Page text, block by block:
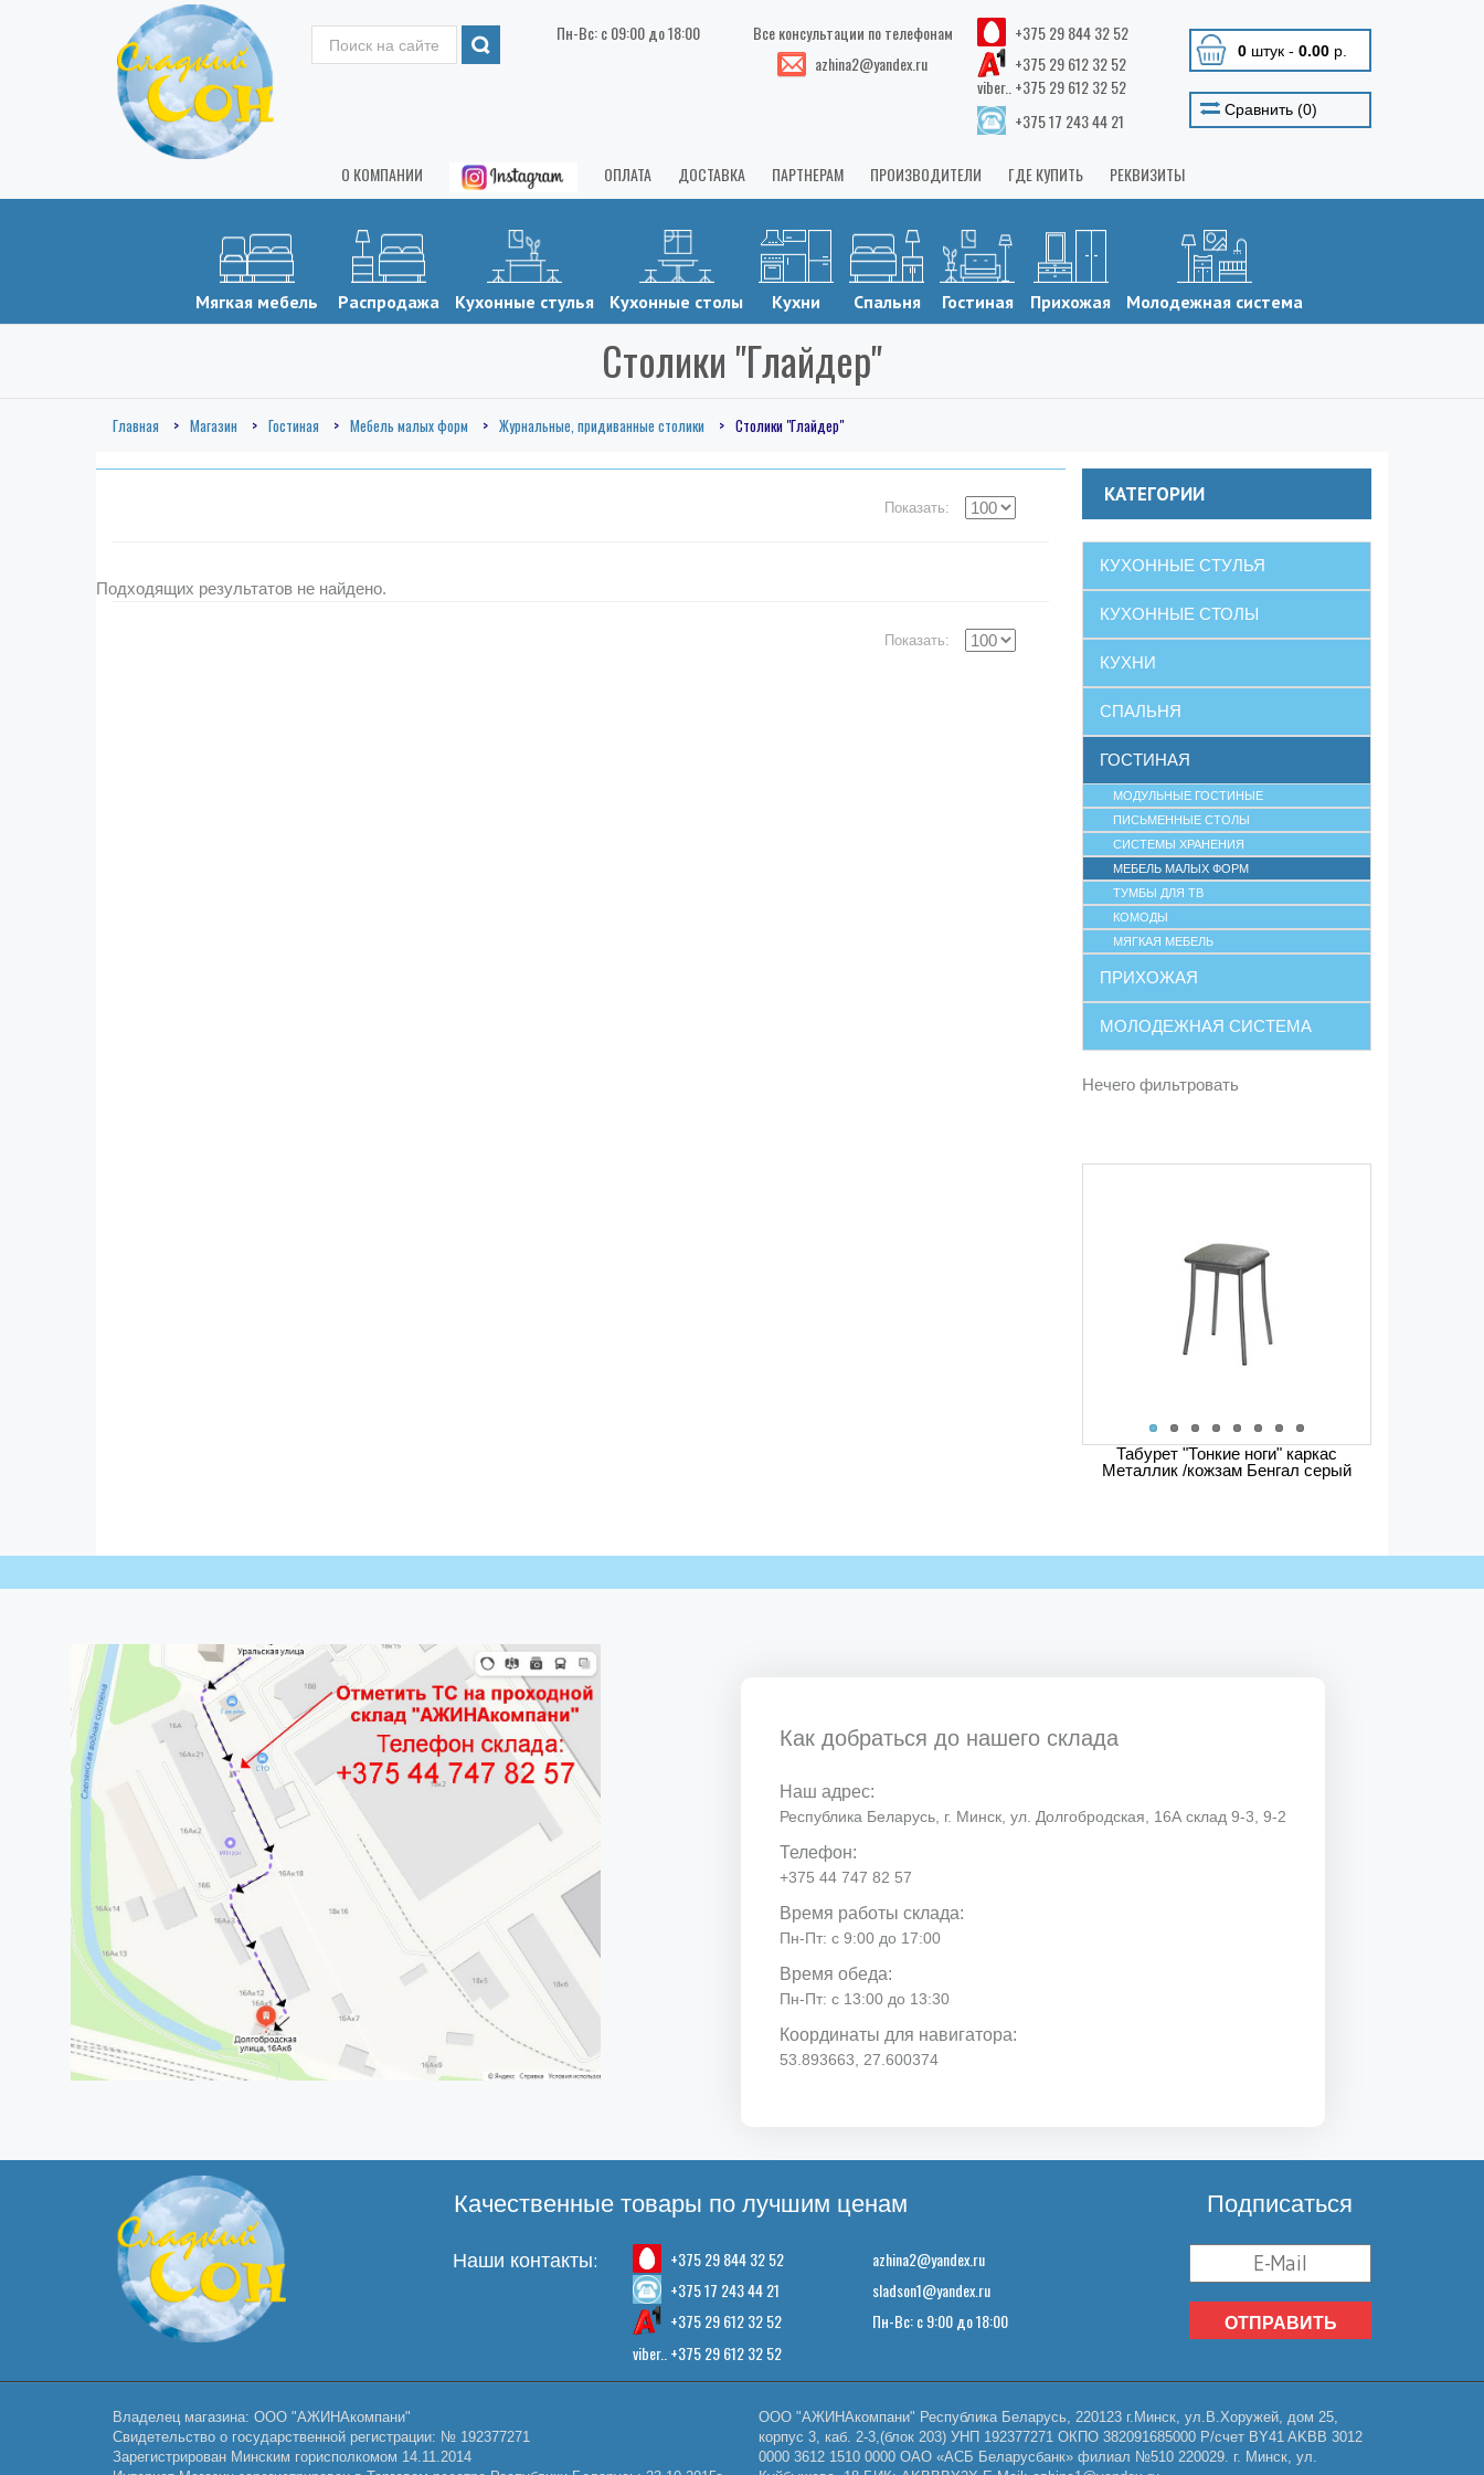
Пн-Вс: с 09:00 до 18:00
Все консультации по телефонам
azhina2@yandex.ru
+375 29 844 32 52
+375 29 612 32 52
viber.. +375 29 612 32 52
+375 17 243 44 21
0штук - 0.00р.
Сравнить (0)
О КОМПАНИИ ОПЛАТА ДОСТАВКА ПАРТНЕРАМ ПРОИЗВОДИТЕЛИ ГДЕ КУПИТЬ РЕКВИЗИТЫ
Мягкая мебель Распродажа Кухонные стулья Кухонные столы Кухни Спальня Гостиная Прихожая Молодежная система
Столики "Глайдер"
Главная Магазин Гостиная Мебель малых форм Журнальные, придиванные столики Столики "Глайдер"
Показать:
Подходящих результатов не найдено.
Показать:
КАТЕГОРИИ
КУХОННЫЕ СТУЛЬЯ
КУХОННЫЕ СТОЛЫ
КУХНИ
СПАЛЬНЯ
ГОСТИНАЯ
МОДУЛЬНЫЕ ГОСТИНЫЕ
ПИСЬМЕННЫЕ СТОЛЫ
СИСТЕМЫ ХРАНЕНИЯ
МЕБЕЛЬ МАЛЫХ ФОРМ
ТУМБЫ ДЛЯ ТВ
КОМОДЫ
МЯГКАЯ МЕБЕЛЬ
ПРИХОЖАЯ
МОЛОДЕЖНАЯ СИСТЕМА
Нечего фильтровать
Табурет "Тонкие ноги" каркас
Металлик /кожзам Бенгал серый
Кровать "Аврора" с основанием
120х200 Дуб Сонома/белый
Как добраться до нашего склада
Наш адрес:
Республика Беларусь, г. Минск, ул. Долгобродская, 16А склад 9-3, 9-2
Телефон:
+375 44 747 82 57
Время работы склада:
Пн-Пт: с 9:00 до 17:00
Время обеда:
Пн-Пт: с 13:00 до 13:30
Координаты для навигатора:
53.893663, 27.600374
Качественные товары по лучшим ценам
Наши контакты:
+375 29 844 32 52
+375 17 243 44 21
+375 29 612 32 52
viber.. +375 29 612 32 52
azhina2@yandex.ru
sladson1@yandex.ru
Пн-Вс: с 9:00 до 18:00
Подписаться
ОТПРАВИТЬ
Владелец магазина: ООО "АЖИНАкомпани"
Свидетельство о государственной регистрации: № 192377271
Зарегистрирован Минским горисполкомом 14.11.2014
ООО "АЖИНАкомпани" Республика Беларусь, 220123 г.Минск, ул.В.Хоружей, дом 25,
корпус 3, каб. 2-3,(блок 203) УНП 192377271 ОКПО 382091685000 Р/счет BY41 AKBB 3012
0000 3612 1510 0000 ОАО «АСБ Беларусбанк» филиал №510 220029. г. Минск, ул.